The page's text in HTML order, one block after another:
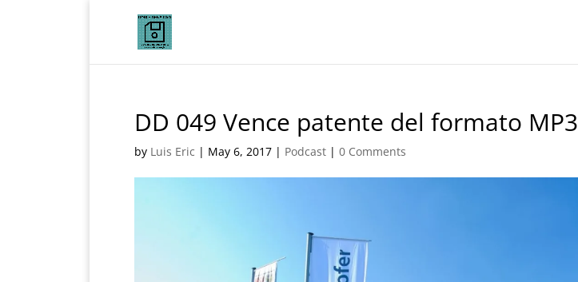
DD 049 Vence patente del formato MP3
by Luis Eric | May 6, 2017 | Podcast | 0 Comments